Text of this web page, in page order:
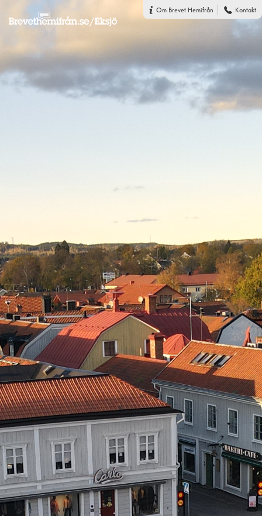
Om Brevet Hemifrån Kontakt